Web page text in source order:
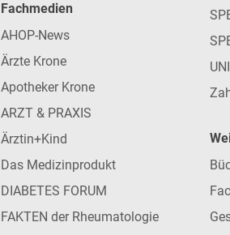
Fachmedien
AHOP-News
Ärzte Krone
Apotheker Krone
ARZT & PRAXIS
Ärztin+Kind
Das Medizinprodukt
DIABETES FORUM
FAKTEN der Rheumatologie